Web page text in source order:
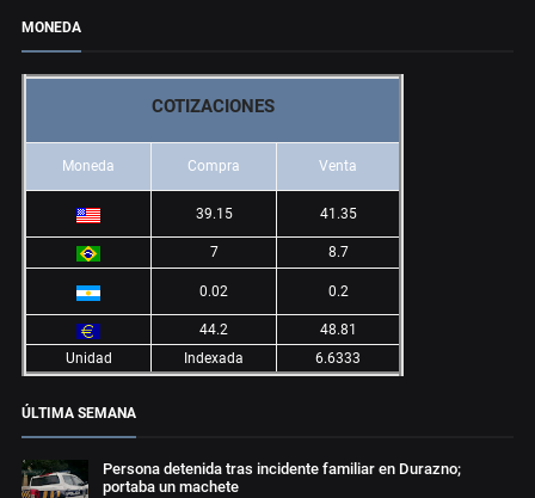
MONEDA
COTIZACIONES
Moneda Compra Venta
39.15 41.35
7 8.7
0.02 0.2
44.2
48.81
Unidad
Indexada 6.6333
ÚLTIMA SEMANA
Persona detenida tras incidente familiar en Durazno;
portaba un machete